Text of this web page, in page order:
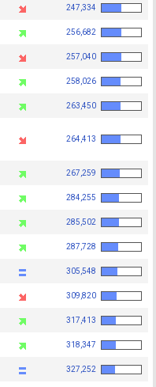
247,334
256,682
257,040
258,026
263,450
264,413
267,259
284,255
285,502
287,728
305,548
309,820
317,413
318,347
327,252